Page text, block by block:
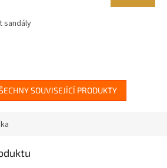
sandály
SOUVISEJÍCÍ PRODUKTY